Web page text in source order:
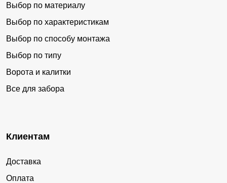
Выбор по материалу
Выбор по характеристикам
Выбор по способу монтажа
Выбор по типу
Ворота и калитки
Все для забора
Клиентам
Доставка
Оплата